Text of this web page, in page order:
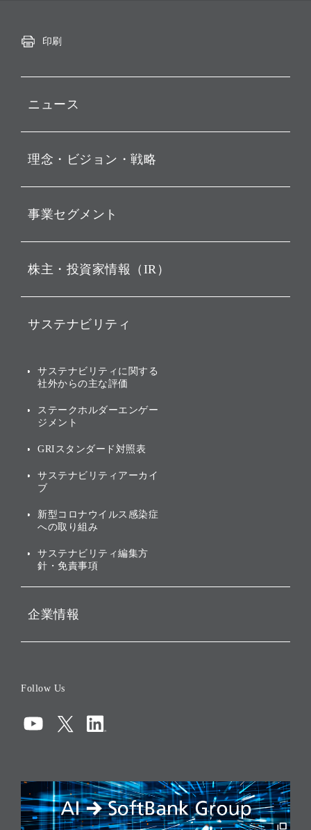
印刷
ニュース
お知らせ
動画配信
理念・ビジョン・戦略
経営理念
ビジョン
戦略
バリュー
ソフトバンクグループの歩
[AI] What dreams are made
事業セグメント
ソフトバンク・ビジョン・
その他
グループ企業一覧
株主・投資家情報（IR）
IRカレンダー
業績・財務
アニュアルレポート
株主・投資家情報（IR）に
サステナビリティ
トップメッセージ
サステナビリティの考え方
ガバナンス
投資先のサステナビリティ
サステナビリティに関する
社外からの主な評価
ステークホルダーエンゲー
ジメント
GRIスタンダード対照表
サステナビリティアーカイ
ブ
新型コロナウイルス感染症
への取り組み
サステナビリティ編集方
針・免責事項
企業情報
コンプライアンス
リスクマネジメント
税務に対する取り組み
Follow Us